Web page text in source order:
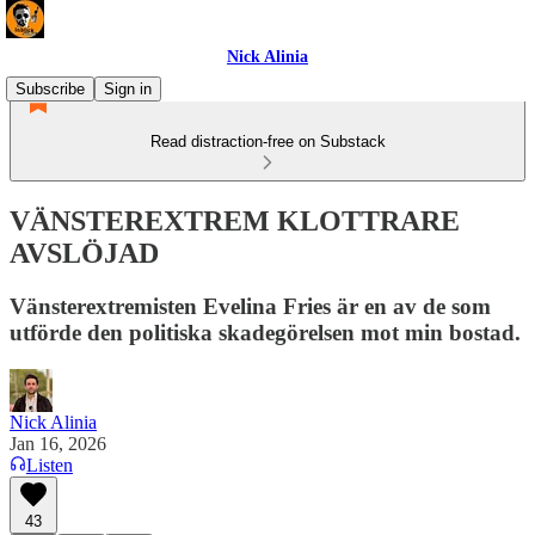
Nick Alinia
Subscribe
Sign in
Read distraction-free on Substack
VÄNSTEREXTREM KLOTTRARE
AVSLÖJAD
Vänsterextremisten Evelina Fries är en av de som
utförde den politiska skadegörelsen mot min bostad.
Nick Alinia
Jan 16, 2026
Listen
43